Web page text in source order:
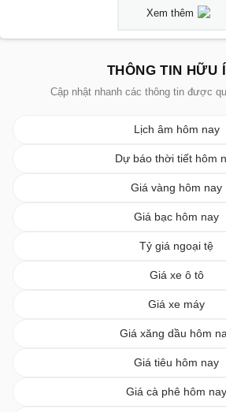
Xem thêm
THÔNG TIN HỮU
Cập nhật nhanh các thông tin được
Lịch âm hôm nay
Dự báo thời tiết hôm
Giá vàng hôm nay
Giá bạc hôm nay
Tỷ giá ngoại tệ
Giá xe ô tô
Giá xe máy
Giá xăng dầu hôm
Giá tiêu hôm nay
Giá cà phê hôm nay